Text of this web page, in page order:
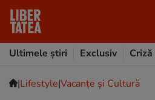
Ultimele știri
Exclusiv
|Lifestyle|Vacanțe și Cultură